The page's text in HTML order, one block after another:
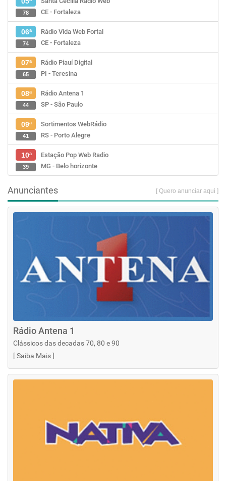
CE - Fortaleza
78
06ª
Rádio Vida Web Fortal
CE - Fortaleza
74
07ª
Rádio Piauí Digital
PI - Teresina
65
08ª
Rádio Antena 1
SP - São Paulo
44
09ª
Sortimentos WebRádio
RS - Porto Alegre
41
10ª
Estação Pop Web Radio
MG - Belo horizonte
39
Anunciantes [ Quero anunciar aqui ]
Rádio Antena 1
Clássicos das decadas 70, 80 e 90
[Saiba Mais]